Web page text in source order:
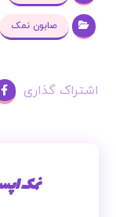
صابون نمک
نمک